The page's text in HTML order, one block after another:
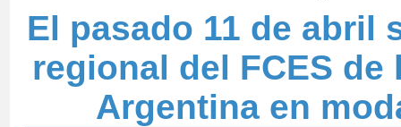
El pasado 11 de abril
regional del FCES
Argentina en